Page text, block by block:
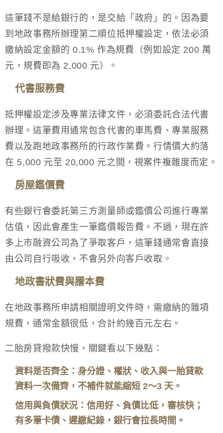
這筆錢不是給銀行的，是交給「政府」的。因為要
到地政事務所辦理第二順位抵押權設定，依法必須
繳納設定金額的 0.1% 作為規費（例如設定 200 萬
元，規費即為 2,000 元）。
代書服務費
抵押權設定涉及專業法律文件，必須委託合法代書
辦理。這筆費用通常包含代書的車馬費、專業服務
費以及跑地政事務所的行政作業費。行情價大約落
在 5,000 元至 20,000 元之間，視案件複雜度而定。
房屋鑑價費
有些銀行會委託第三方測量師或鑑價公司進行專業
估值，因此會產生一筆鑑價報告費。不過，現在許
多上市融資公司為了爭取客戶，這筆錢通常會直接
由公司自行吸收，不會另外向客戶收取。
地政書狀費與謄本費
在地政事務所申請相關證明文件時，需繳納的雜項
規費，通常金額很低，合計約幾百元左右。
二胎房貸撥款快慢，關鍵看以下幾點：
資料是否齊全：身分證、權狀、收入與一胎貸款
資料一次備齊，不補件就能縮短 2～3 天。
信用與負債狀況：信用好、負債比低，審核快；
有多筆卡債、遲繳紀錄，銀行會拉長時間。